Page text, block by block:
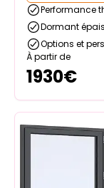
Performance
Dormant
Options et
À partir de
1930€